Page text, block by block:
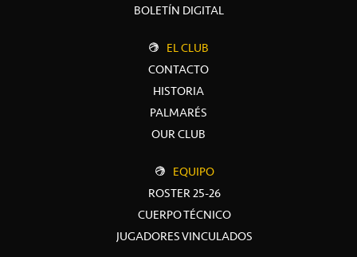
BOLETÍN DIGITAL
EL CLUB
CONTACTO
HISTORIA
PALMARÉS
OUR CLUB
EQUIPO
ROSTER 25-26
CUERPO TÉCNICO
JUGADORES VINCULADOS